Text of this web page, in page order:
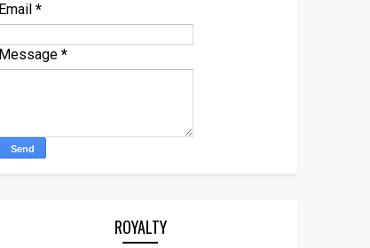
Email *
Message *
ROYALTY